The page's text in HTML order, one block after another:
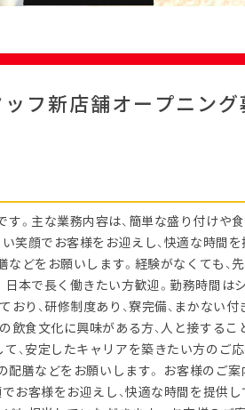
フ新店舗オープニング
。主な業務内容は、簡単な盛り付けや
笑顔でお客様をお迎えし、快適な時間を
などをお願いします。経験がなくても、
本で長く働きたい方歓迎。勤務時間は
り、研修制度あり、寮完備、まかない付
飲食文化に興味がある方、人と接するこ
、安定したキャリアを築きたい方のご
配膳などをお願いします。 お客様のご案
お客様をお迎えし、快適な時間を提供し